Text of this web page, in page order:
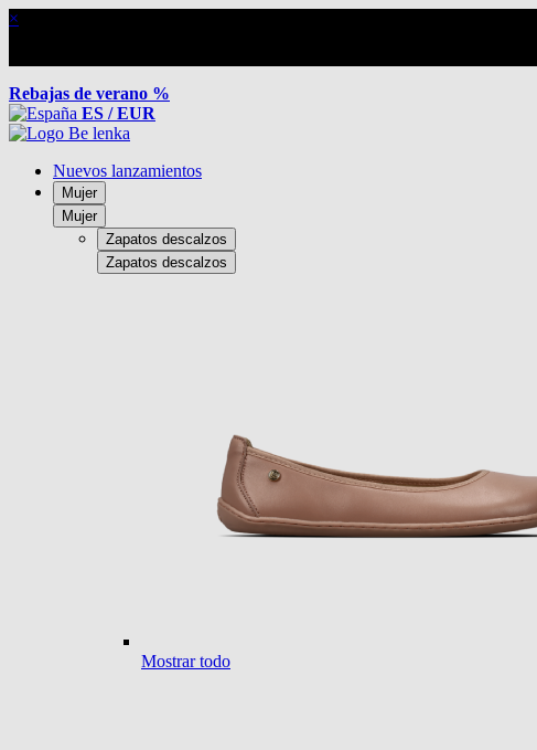
×
Rebajas de verano %
ES / EUR
Nuevos lanzamientos
Mujer
Mujer
Zapatos descalzos
Zapatos descalzos
Mostrar todo